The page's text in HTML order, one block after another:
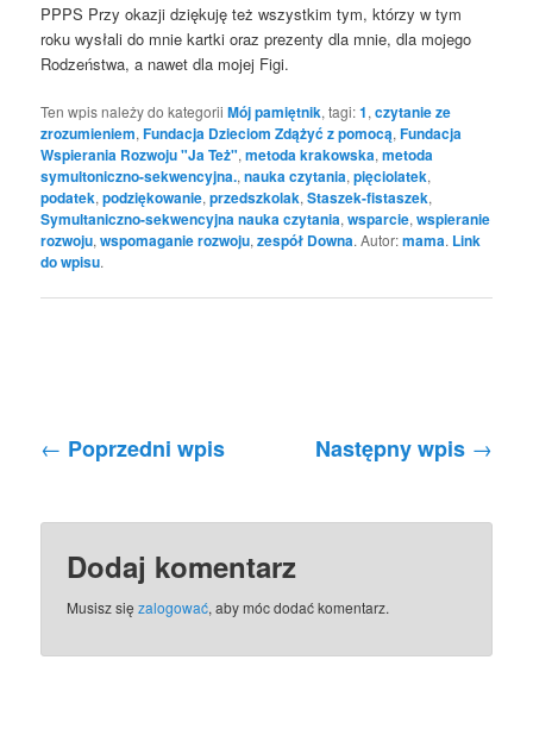
PPPS Przy okazji dziękuję też wszystkim tym, którzy w tym
roku wysłali do mnie kartki oraz prezenty dla mnie, dla mojego
Rodzeństwa, a nawet dla mojej Figi.
Ten wpis należy do kategoriiMój pamiętnik, tagi:1,czytanie ze
zrozumieniem,Fundacja Dzieciom Zdążyć z pomocą,Fundacja
Wspierania Rozwoju "Ja Też",metoda krakowska,metoda
symultoniczno-sekwencyjna.,nauka czytania,pięciolatek,
podatek,podziękowanie,przedszkolak,Staszek-fistaszek,
Symultaniczno-sekwencyjna nauka czytania,wsparcie,wspieranie
rozwoju,wspomaganie rozwoju,zespół Downa. Autor:mama. Link
do wpisu.
Nawigacja po wpisach
← Poprzedni wpis Następny wpis →
Dodaj komentarz
Musisz sięzalogować, aby móc dodać komentarz.